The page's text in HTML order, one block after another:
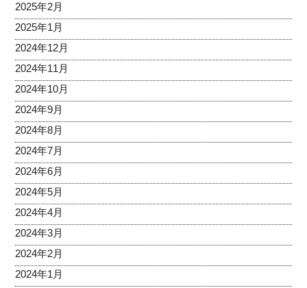
2025年2月
2025年1月
2024年12月
2024年11月
2024年10月
2024年9月
2024年8月
2024年7月
2024年6月
2024年5月
2024年4月
2024年3月
2024年2月
2024年1月